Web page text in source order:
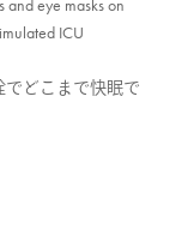
and eye masks on
ICU
どこまで快眠で